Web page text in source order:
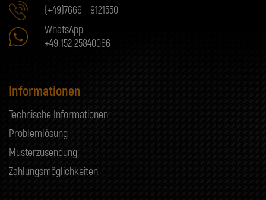
(+49)7666 - 9121550
WhatsApp
+49 152 25840066
Informationen
Technische Informationen
Problemlösung
Musterzusendung
Zahlungsmöglichkeiten